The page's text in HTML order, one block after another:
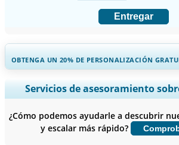
Entregar
OBTENGA UN 20% DE PERSONALIZACIÓN
Ampliar la cobertura regional y por país,
Perfiles de empresas, Benchmarking
Personalizar ahora
Servicios de asesoramiento
¿Cómo podemos ayudarle a descubrir
y escalar más rápido?